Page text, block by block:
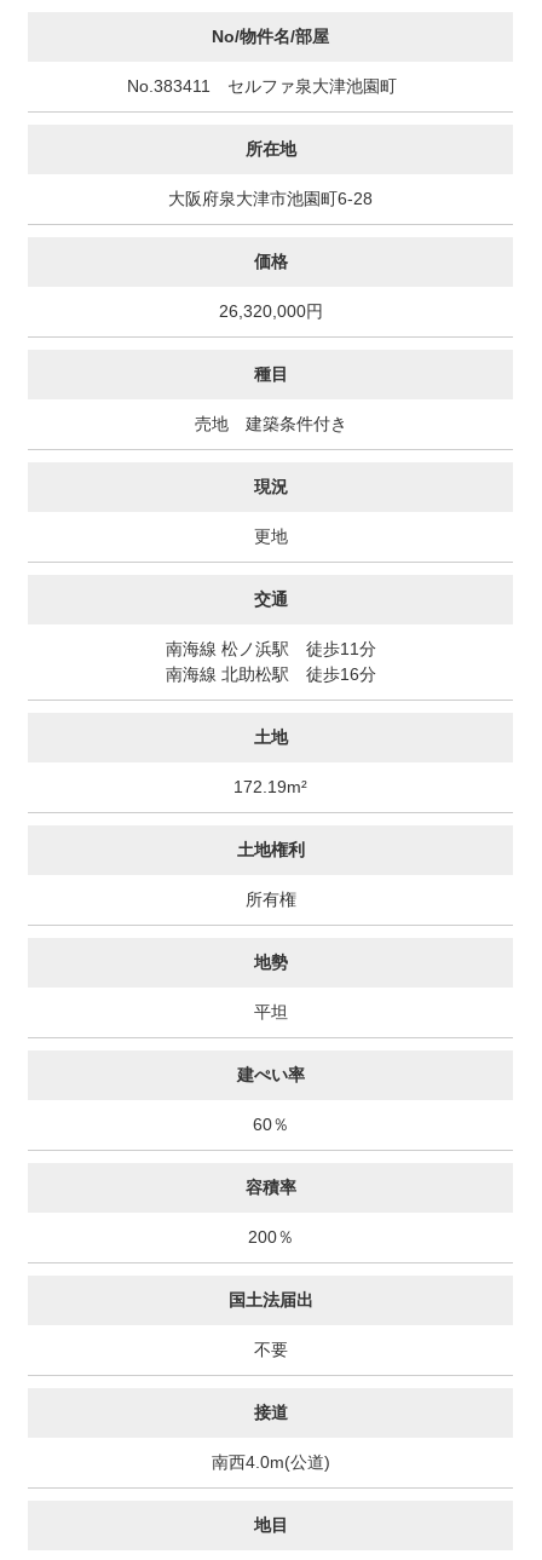
No/物件名/部屋
No.383411 セルファ泉大津池園町
所在地
大阪府泉大津市池園町6-28
価格
26,320,000円
種目
売地 建築条件付き
現況
更地
交通
南海線 松ノ浜駅 徒歩11分
南海線 北助松駅 徒歩16分
土地
172.19m²
土地権利
所有権
地勢
平坦
建ぺい率
60％
容積率
200％
国土法届出
不要
接道
南西4.0m(公道)
地目